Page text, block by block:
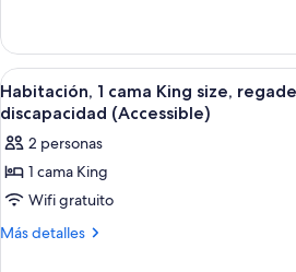
size,
regadera
para
personas
con
discapacidad
(Accessible)
2
camas
Queen
size,
regadera
para
personas
discapacidad
(Accessible)
Abrir
todas
las
fotos
de
Habitación,
1
6
Habitación, 1 cama King size,
discapacidad (Accessible)
2 personas
1 cama King
Wifi gratuito
Más detalles
Más